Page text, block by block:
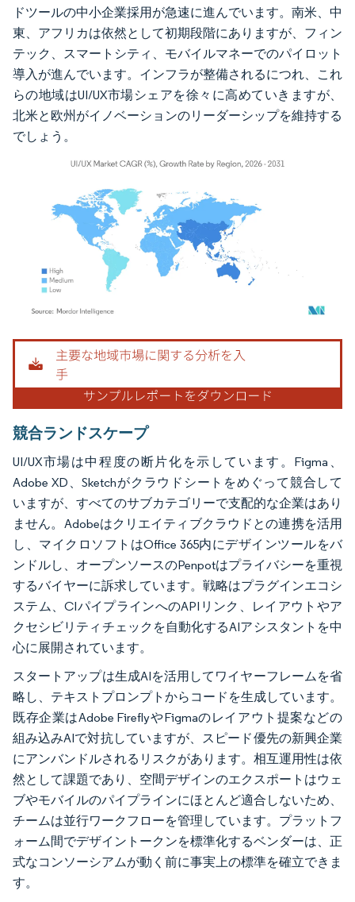
ドツールの中小企業採用が急速に進んでいます。南米、中
東、アフリカは依然として初期段階にありますが、フィン
テック、スマートシティ、モバイルマネーでのパイロット
導入が進んでいます。インフラが整備されるにつれ、これ
らの地域はUI/UX市場シェアを徐々に高めていきますが、
北米と欧州がイノベーションのリーダーシップを維持する
でしょう。
画像 © Mordor Intelligence。再利用にはCC BY 4.0の表示が必要です。
競合ランドスケープ
UI/UX市場は中程度の断片化を示しています。Figma、
Adobe XD、Sketchがクラウドシートをめぐって競合して
いますが、すべてのサブカテゴリーで支配的な企業はあり
ません。Adobeはクリエイティブクラウドとの連携を活用
し、マイクロソフトはOffice 365内にデザインツールをバ
ンドルし、オープンソースのPenpotはプライバシーを重視
するバイヤーに訴求しています。戦略はプラグインエコシ
ステム、CIパイプラインへのAPIリンク、レイアウトやア
クセシビリティチェックを自動化するAIアシスタントを中
心に展開されています。
スタートアップは生成AIを活用してワイヤーフレームを省
略し、テキストプロンプトからコードを生成しています。
既存企業はAdobe FireflyやFigmaのレイアウト提案などの
組み込みAIで対抗していますが、スピード優先の新興企業
にアンバンドルされるリスクがあります。相互運用性は依
然として課題であり、空間デザインのエクスポートはウェ
ブやモバイルのパイプラインにほとんど適合しないため、
チームは並行ワークフローを管理しています。プラットフ
ォーム間でデザイントークンを標準化するベンダーは、正
式なコンソーシアムが動く前に事実上の標準を確立できま
す。